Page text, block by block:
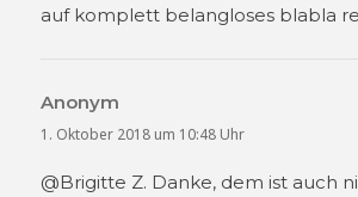
auf komplett belangloses blabla
Anonym
1. Oktober 2018 um 10:48 Uhr
@Brigitte Z. Danke, dem ist auch